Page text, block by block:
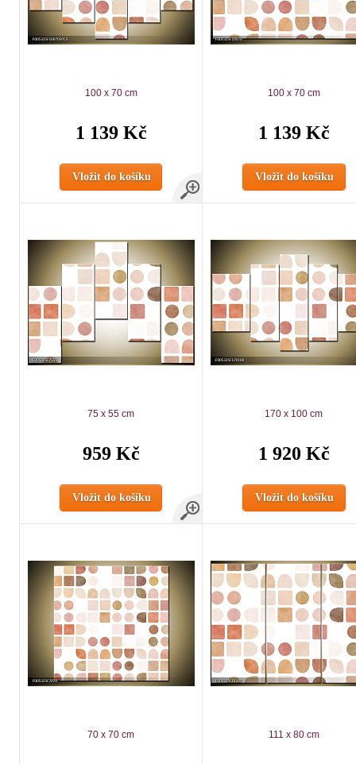
100 x 70 cm
1 139 Kč
Vložit do košíku
100 x 70 cm
1 139 Kč
Vložit do košíku
75 x 55 cm
959 Kč
Vložit do košíku
170 x 100 cm
1 920 Kč
Vložit do košíku
70 x 70 cm 111 x 80 cm